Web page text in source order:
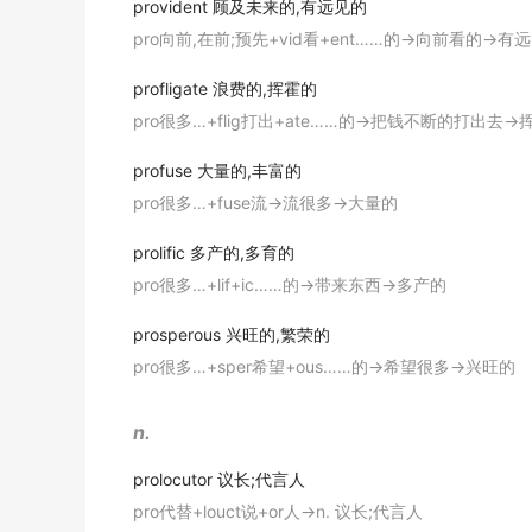
他年少狂荡,需要管教!
The region's profligate economies will
期刊摘选
投资者对此极为关注, 最为铺张浪费的发达国家, 比如
期刊摘选
The Germans want a different sort of
德国人希望另一种类型的中央集权, 它建立在对挥霍型
provident 顾及未来的,有远见的
pro向前,在前;预先+vid看+ent……的→向前看的→有远
profligate 浪费的,挥霍的
pro很多…+flig打出+ate……的→把钱不断的打出去→
profuse 大量的,丰富的
pro很多…+fuse流→流很多→大量的
prolific 多产的,多育的
pro很多…+lif+ic……的→带来东西→多产的
prosperous 兴旺的,繁荣的
pro很多…+sper希望+ous……的→希望很多→兴旺的
n.
prolocutor 议长;代言人
pro代替+louct说+or人→n. 议长;代言人